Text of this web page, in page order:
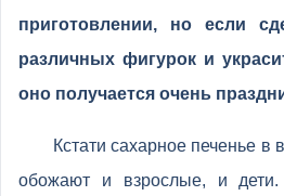
приготовлении, но если
различных фигурок и
оно получается очень
Кстати сахарное печенье в
обожают и взрослые, и дети.